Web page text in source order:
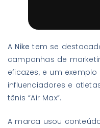
ANike tem se
campanhas de
eficazes, e um
influenciadores e
tênis “Air Max”.
A marca usou